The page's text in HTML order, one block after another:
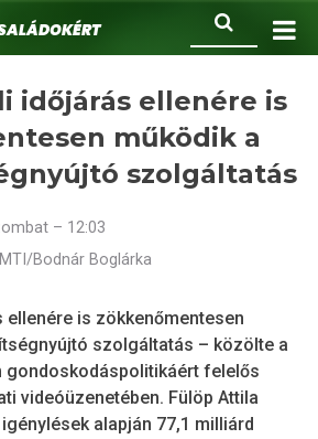
időjárás ellenére is
működik a
szolgáltatás
– 12:03
Bodnár Boglárka
ellenére is zökkenőmentesen
szolgáltatás – közölte a
gondoskodáspolitikáért felelős
videóüzenetében. Fülöp Attila
alapján 77,1 milliárd